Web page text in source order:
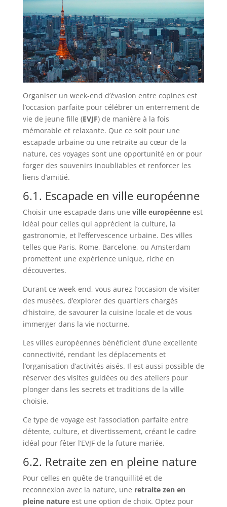
Organiser un week-end d’évasion entre copines est
l’occasion parfaite pour célébrer un enterrement de
vie de jeune fille (EVJF) de manière à la fois
mémorable et relaxante. Que ce soit pour une
escapade urbaine ou une retraite au cœur de la
nature, ces voyages sont une opportunité en or pour
forger des souvenirs inoubliables et renforcer les
liens d’amitié.
6.1. Escapade en ville européenne
Choisir une escapade dans une ville européenneest
idéal pour celles qui apprécient la culture, la
gastronomie, et l’effervescence urbaine. Des villes
telles que Paris, Rome, Barcelone, ou Amsterdam
promettent une expérience unique, riche en
découvertes.
Durant ce week-end, vous aurez l’occasion de visiter
des musées, d’explorer des quartiers chargés
d’histoire, de savourer la cuisine locale et de vous
immerger dans la vie nocturne.
Les villes européennes bénéficient d’une excellente
connectivité, rendant les déplacements et
l’organisation d’activités aisés. Il est aussi possible de
réserver des visites guidées ou des ateliers pour
plonger dans les secrets et traditions de la ville
choisie.
Ce type de voyage est l’association parfaite entre
détente, culture, et divertissement, créant le cadre
idéal pour fêter l’EVJF de la future mariée.
6.2. Retraite zen en pleine nature
Pour celles en quête de tranquillité et de
reconnexion avec la nature, une retraite zen en
pleine natureest une option de choix. Optez pour